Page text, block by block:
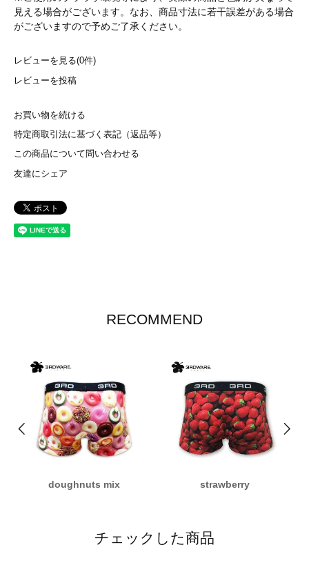
見える場合がございます。なお、商品寸法に若干誤差がある場合
がございますので予めご了承ください。
レビューを見る(0件)
レビューを投稿
お買い物を続ける
特定商取引法に基づく表記（返品等）
この商品について問い合わせる
友達にシェア
RECOMMEND
doughnuts mix strawberry
チェックした商品